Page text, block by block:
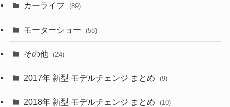
(6)
(9)
(27)
(26)
カーライフ (89)
モーターショー (58)
その他 (24)
2017年 新型 モデルチェンジ まとめ (9)
2018年 新型 モデルチェンジ まとめ (10)